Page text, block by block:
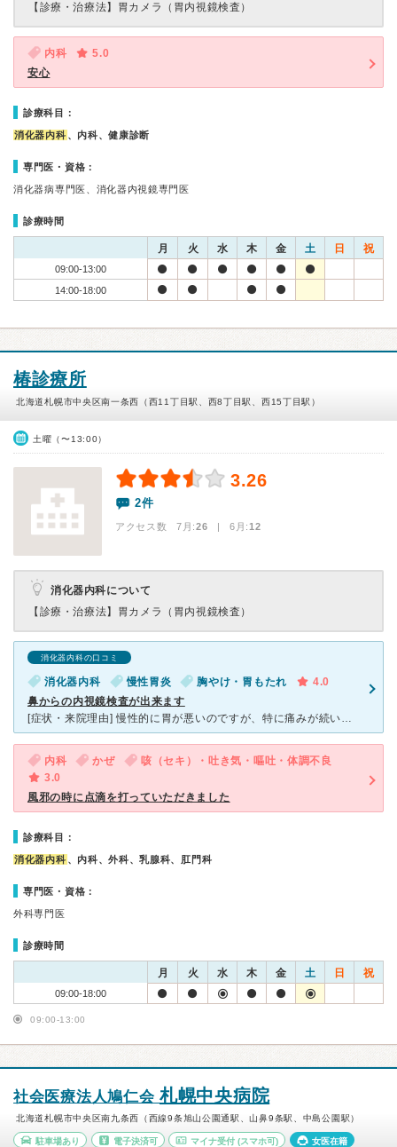
【診療・治療法】 胃カメラ（胃内視鏡検査）
内科
5.0
安心
診療科目：
消化器内科 、内科、健康診断
専門医・資格：
消化器病専門医、消化器内視鏡専門医
診療時間
月 火 水 木 金 土 日 祝
09:00-13:00
14:00-18:00
椿診療所
北海道札幌市中央区南一条西（西11丁目駅、西8丁目駅、西15丁目駅）
土曜（〜13:00）
3.26
2件
アクセス数 7月:26 | 6月:12
消化器内科について
【診療・治療法】 胃カメラ（胃内視鏡検査）
消化器内科の口コミ
消化器内科 慢性胃炎 胸やけ・胃もたれ
4.0
鼻からの内視鏡検査が出来ます
[症状・来院理由] 慢性的に胃が悪いのですが、特に痛みが続いたので、数回通院しました。 [医師の診断・治療法] 最初はただの胃炎という診断だったのですが、痛みが続くために内視鏡検査をすることにな
内科 かぜ
咳（セキ）・吐き気・嘔吐・体調不良
3.0
風邪の時に点滴を打っていただきました
診療科目：
消化器内科 、内科、外科、乳腺科、肛門科
専門医・資格：
外科専門医
診療時間
月 火 水 木 金 土 日 祝
09:00-18:00
09:00-13:00
社会医療法人鳩仁会 札幌中央病院
北海道札幌市中央区南九条西（西線9条旭山公園通駅、山鼻9条駅、中島公園駅）
駐車場あり 電子決済可 マイナ受付 (スマホ可) 女医在籍